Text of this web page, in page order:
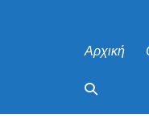
Αρχική